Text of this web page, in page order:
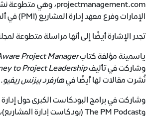
الإمارات وفرع معهد إدارة المشاريع (PMI) في ألمانيا.
تجدر الإشارة أيضًا إلى أنها مراسلة متطوعة
ياسمينة مؤلفة كتابProject Manager
وشاركت في تأليفto Project Leadership
نُشرت مقالات لها أيضًا فيهارفرد بيزنس ريفيو.